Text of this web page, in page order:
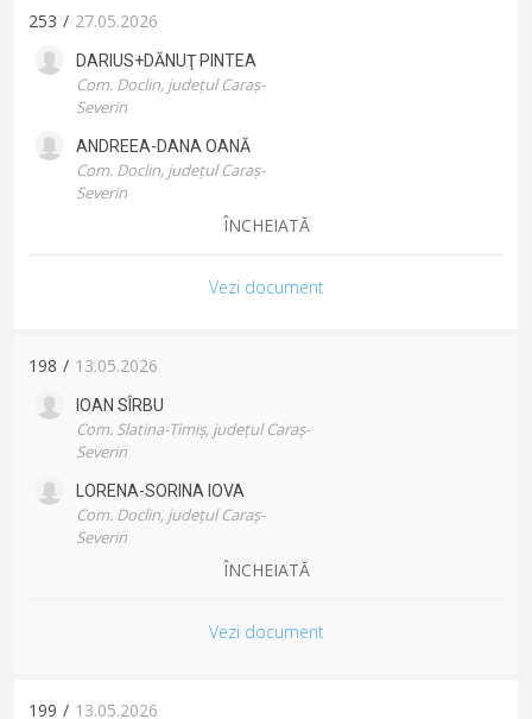
253 / 27.05.2026
DARIUS+DĂNUŢ PINTEA
Com. Doclin, județul Caraș-
Severin
ANDREEA-DANA OANĂ
Com. Doclin, județul Caraș-
Severin
ÎNCHEIATĂ
Vezi document
198 / 13.05.2026
IOAN SÎRBU
Com. Slatina-Timiș, județul Caraș-
Severin
LORENA-SORINA IOVA
Com. Doclin, județul Caraș-
Severin
ÎNCHEIATĂ
Vezi document
199 / 13.05.2026